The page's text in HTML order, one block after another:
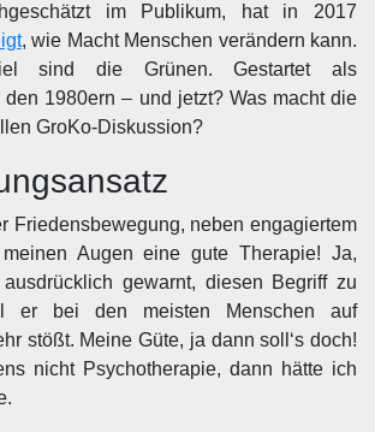
im Publikum, hat in 2017
, wie Macht Menschen verändern kann.
sind die Grünen. Gestartet als
den 1980ern – und jetzt? Was macht die
GroKo-Diskussion?
Friedensbewegung, neben engagiertem
Augen eine gute Therapie! Ja,
gewarnt, diesen Begriff zu
er bei den meisten Menschen auf
stößt. Meine Güte, ja dann soll‘s doch!
nicht Psychotherapie, dann hätte ich